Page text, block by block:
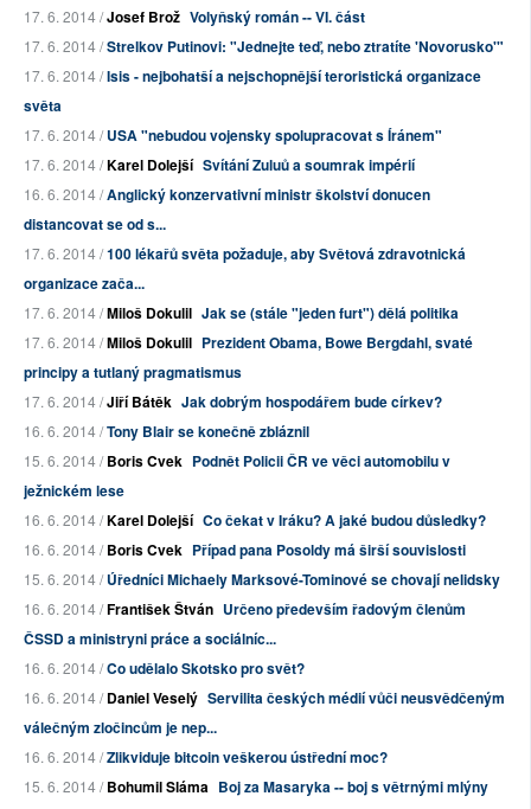
17. 6. 2014 /Josef Brož Volyňský román -- VI. část
17. 6. 2014 /Strelkov Putinovi: "Jednejte teď, nebo ztratíte 'Novorusko'"
17. 6. 2014 /Isis - nejbohatší a nejschopnější teroristická organizace
světa
17. 6. 2014 /USA "nebudou vojensky spolupracovat s Íránem"
17. 6. 2014 /Karel Dolejší Svítání Zuluů a soumrak impérií
16. 6. 2014 /Anglický konzervativní ministr školství donucen
distancovat se od s...
17. 6. 2014 /100 lékařů světa požaduje, aby Světová zdravotnická
organizace zača...
17. 6. 2014 /Miloš Dokulil Jak se (stále "jeden furt") dělá politika
17. 6. 2014 /Miloš Dokulil Prezident Obama, Bowe Bergdahl, svaté
principy a tutlaný pragmatismus
17. 6. 2014 /Jiří Bátěk Jak dobrým hospodářem bude církev?
16. 6. 2014 /Tony Blair se konečně zbláznil
15. 6. 2014 /Boris Cvek Podnět Policii ČR ve věci automobilu v
ježnickém lese
16. 6. 2014 /Karel Dolejší Co čekat v Iráku? A jaké budou důsledky?
16. 6. 2014 /Boris Cvek Případ pana Posoldy má širší souvislosti
15. 6. 2014 /Úředníci Michaely Marksové-Tominové se chovají nelidsky
16. 6. 2014 /František Štván Určeno především řadovým členům
ČSSD a ministryni práce a sociálníc...
16. 6. 2014 /Co udělalo Skotsko pro svět?
16. 6. 2014 /Daniel Veselý Servilita českých médií vůči neusvědčeným
válečným zločincům je nep...
16. 6. 2014 /Zlikviduje bitcoin veškerou ústřední moc?
15. 6. 2014 /Bohumil Sláma Boj za Masaryka -- boj s větrnými mlýny